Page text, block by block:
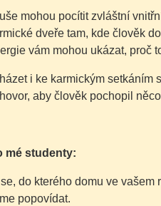
mohou pocítit zvláštní
dveře tam, kde člověk
vám mohou ukázat, proč
i ke karmickým
aby člověk pochopil
mé studenty:
do kterého domu ve
popovídat.